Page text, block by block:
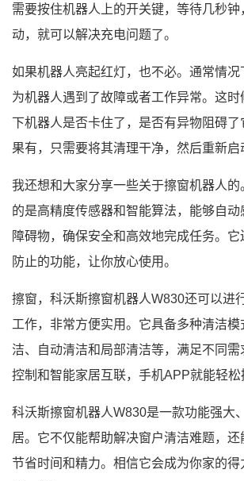
需要按住机器人上的开关键，等待几秒钟
动，就可以解决充电问题了。
如果机器人亮起红灯，也不必。通常情况
为机器人遇到了故障或者工作异常。这
下机器人是否卡住了，是否有异物阻碍了
果有，只需要将其清理干净，然后重新启
我还想和大家分享一些关于擦窗机器人的
的是高精度传感器和智能算法，能够自动
障碍物，确保安全和高效地完成任务。它
防止的功能，让你放心使用。
擦窗，科沃斯擦窗机器人W830还可以进
工作，非常方便实用。它具备多种清洁
洁、自动清洁和局部清洁等，满足不同
控制和智能家居互联，手机APP就能轻松
科沃斯擦窗机器人W830是一款功能强大
居。它不仅能帮助解决窗户清洁难题，还
节省时间和精力。相信它会成为你家的得